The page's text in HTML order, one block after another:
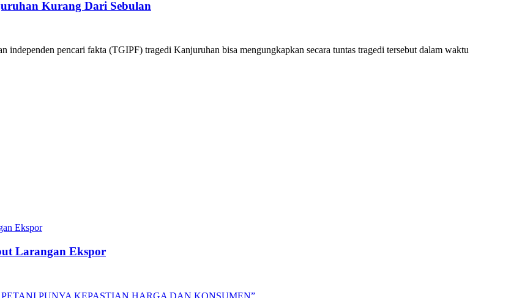
Kurang Dari Sebulan
pencari fakta (TGIPF) tragedi Kanjuruhan bisa mengungkapkan secara tuntas tragedi tersebut dalam waktu
Larangan Ekspor